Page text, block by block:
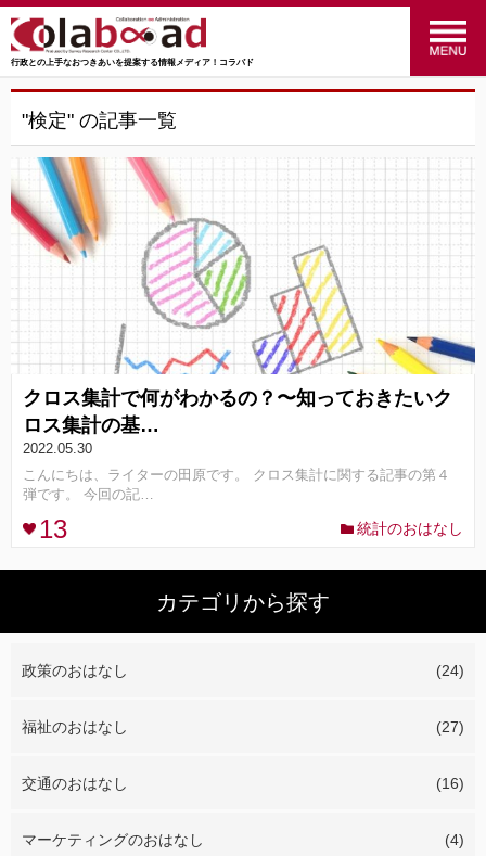
行政との上手なおつきあいを提案する情報メディア！コラバド
menu
交通のおはなし
マーケティングのおはなし(4)
行ってみた！やってみた！(34)
統計のおはなし(27)
行政のおはなし (14)
SRC(41)
"検定" の記事一覧
クロス集計で何がわかるの？〜知っておきたいク
ロス集計の基…
2022.05.30
こんにちは、ライターの田原です。 クロス集計に関する記事の第４
弾です。 今回の記…
13 統計のおはなし
カテゴリから探す
政策のおはなし (24)
福祉のおはなし (27)
交通のおはなし (16)
マーケティングのおはなし (4)